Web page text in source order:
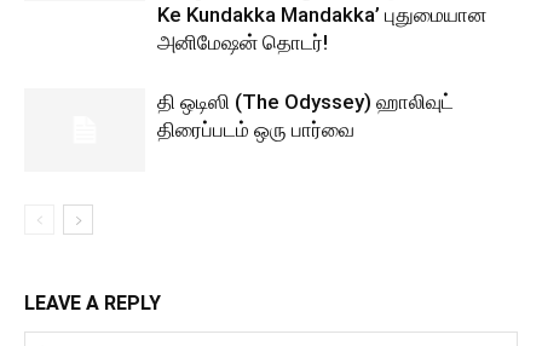
Ke Kundakka Mandakka’ புதுமையான
அனிமேஷன் தொடர்!
தி ஒடிஸி (The Odyssey) ஹாலிவுட்
திரைப்படம் ஒரு பார்வை
LEAVE A REPLY